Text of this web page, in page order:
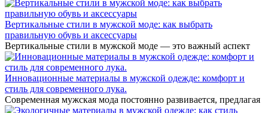
Вертикальные стили в мужской моде: как выбрать
правильную обувь и аксессуары
Вертикальные стили в мужской моде — это важный аспект
Инновационные материалы в мужской одежде: комфорт и
стиль для современного лука.
Современная мужская мода постоянно развивается, предлагая